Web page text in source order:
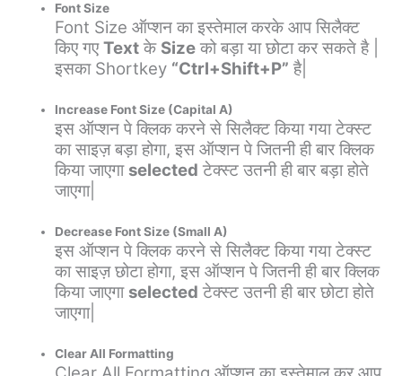
Font Size
Font Size ऑप्शन का इस्तेमाल करके आप सिलैक्ट
किए गएText के Size को बड़ा या छोटा कर सकते है |
इसका Shortkey “Ctrl+Shift+P” है|
Increase Font Size (Capital A)
इस ऑप्शन पे क्लिक करने से सिलैक्ट किया गया टेक्स्ट
का साइज़ बड़ा होगा, इस ऑप्शन पे जितनी ही बार क्लिक
किया जाएगा selected टेक्स्ट उतनी ही बार बड़ा होते
जाएगा|
Decrease Font Size (Small A)
इस ऑप्शन पे क्लिक करने से सिलैक्ट किया गया टेक्स्ट
का साइज़ छोटा होगा, इस ऑप्शन पे जितनी ही बार क्लिक
किया जाएगा selected टेक्स्ट उतनी ही बार छोटा होते
जाएगा|
Clear All Formatting